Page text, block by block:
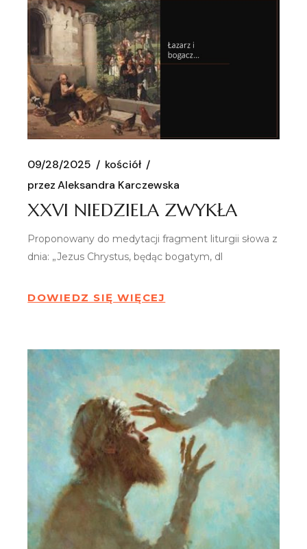
09/28/2025
kościół
przez Aleksandra Karczewska
XXVI NIEDZIELA ZWYKŁA
Proponowany do medytacji fragment liturgii słowa z
dnia: „Jezus Chrystus, będąc bogatym, dl
DOWIEDZ SIĘ WIĘCEJ